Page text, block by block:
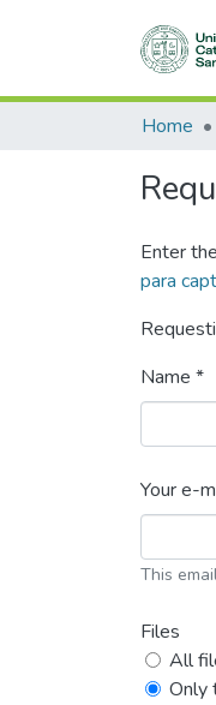
Home
Enter
para
Name *
Your e-
This
Files
All
Only